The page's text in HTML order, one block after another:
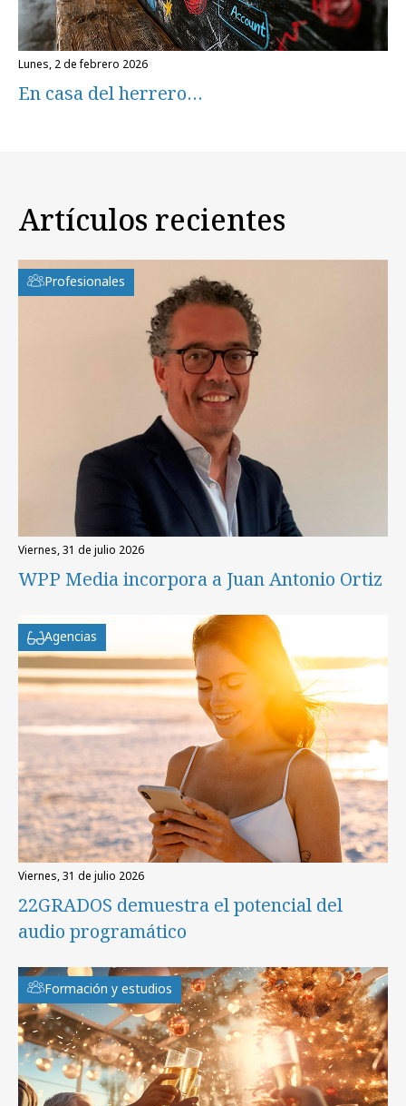
lunes, 2 de febrero 2026
En casa del herrero…
Artículos recientes
Profesionales
viernes, 31 de julio 2026
WPP Media incorpora a Juan Antonio Ortiz
Agencias
viernes, 31 de julio 2026
22GRADOS demuestra el potencial del
audio programático
Formación y estudios